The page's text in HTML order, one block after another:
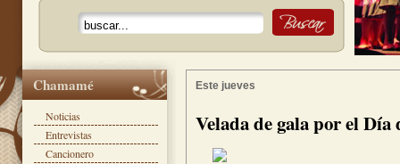
Este jueves
Velada de gala por el Día
Chamamé
Noticias
Entrevistas
Cancionero